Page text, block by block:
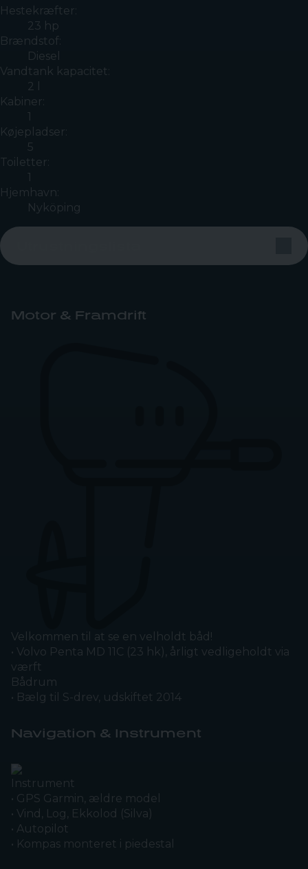
Hestekræfter:
23 hp
Brændstof:
Diesel
Vandtank kapacitet:
2 l
Kabiner:
1
Køjepladser:
5
Toiletter:
1
Hjemhavn:
Nyköping
Motor & Framdrift
Velkommen til at se en velholdt båd!
• Volvo Penta MD 11C (23 hk), årligt vedligeholdt via
værft
Bådrum
• Bælg til S-drev, udskiftet 2014
Navigation & Instrument
Instrument
• GPS Garmin, ældre model
• Vind, Log, Ekkolod (Silva)
• Autopilot
• Kompas monteret i piedestal